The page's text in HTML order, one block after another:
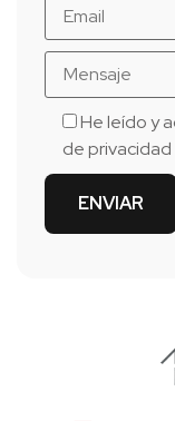
He leído y
de privacidad